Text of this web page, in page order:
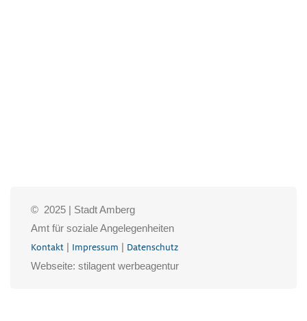
© 2025 | Stadt Amberg
Amt für soziale Angelegenheiten
Kontakt | Impressum | Datenschutz
Webseite: stilagent werbeagentur